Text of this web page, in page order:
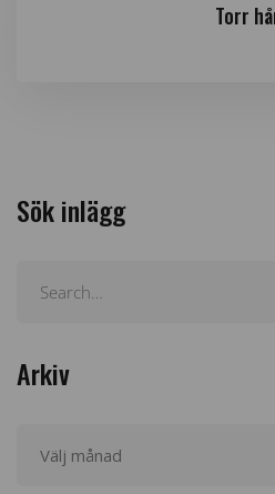
Torr
Sök inlägg
Arkiv